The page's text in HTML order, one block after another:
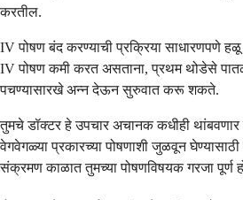
करतील.
IV पोषण बंद करण्याची प्रक्रिया साधारणपणे
IV पोषण कमी करत असताना, प्रथम थोडेसे
पचण्यासारखे अन्न देऊन सुरुवात करू शकते.
तुमचे डॉक्टर हे उपचार अचानक कधीही थांबवणार
वेगवेगळ्या प्रकारच्या पोषणाशी जुळवून
संक्रमण काळात तुमच्या पोषणविषयक गरजा पूर्ण